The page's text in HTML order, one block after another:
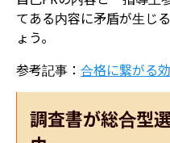
てある内容に矛盾が生じ
ょう。
参考記事： 合格に繋がる
調査書が総合型